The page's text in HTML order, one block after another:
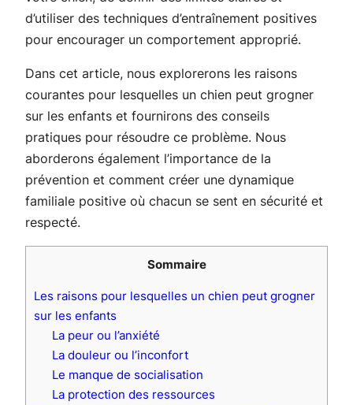
d’utiliser des techniques d’entraînement positives
pour encourager un comportement approprié.
Dans cet article, nous explorerons les raisons
courantes pour lesquelles un chien peut grogner
sur les enfants et fournirons des conseils
pratiques pour résoudre ce problème. Nous
aborderons également l’importance de la
prévention et comment créer une dynamique
familiale positive où chacun se sent en sécurité et
respecté.
Sommaire
Les raisons pour lesquelles un chien peut grogner
sur les enfants
La peur ou l’anxiété
La douleur ou l’inconfort
Le manque de socialisation
La protection des ressources